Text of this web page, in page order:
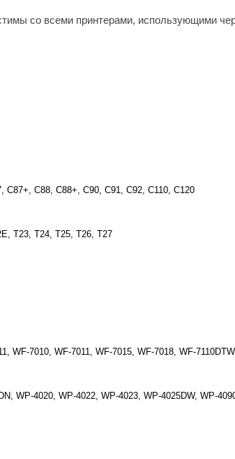
со всеми принтерами, использующими
C87+, C88, C88+, C90, C91, C92, C110, C120
T23, T24, T25, T26, T27
WF-7010, WF-7011, WF-7015, WF-7018, WF-
WP-4020, WP-4022, WP-4023, WP-4025DW, WP-